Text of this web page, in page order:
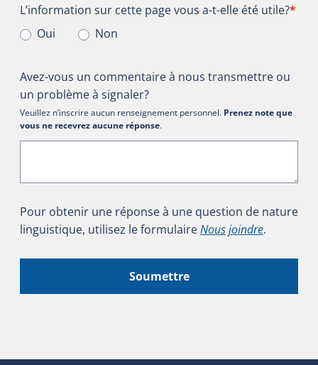
L’information sur cette page vous a-t-elle été utile?
L’information sur cette page vous a-t-elle été utile?*
Oui
Non
Avez-vous un commentaire à nous transmettre ou
un problème à signaler?
Veuillez n’inscrire aucun renseignement personnel. Prenez note que
vous ne recevrez aucune réponse.
Pour obtenir une réponse à une question de nature
linguistique, utilisez le formulaireNous joindre.
Soumettre